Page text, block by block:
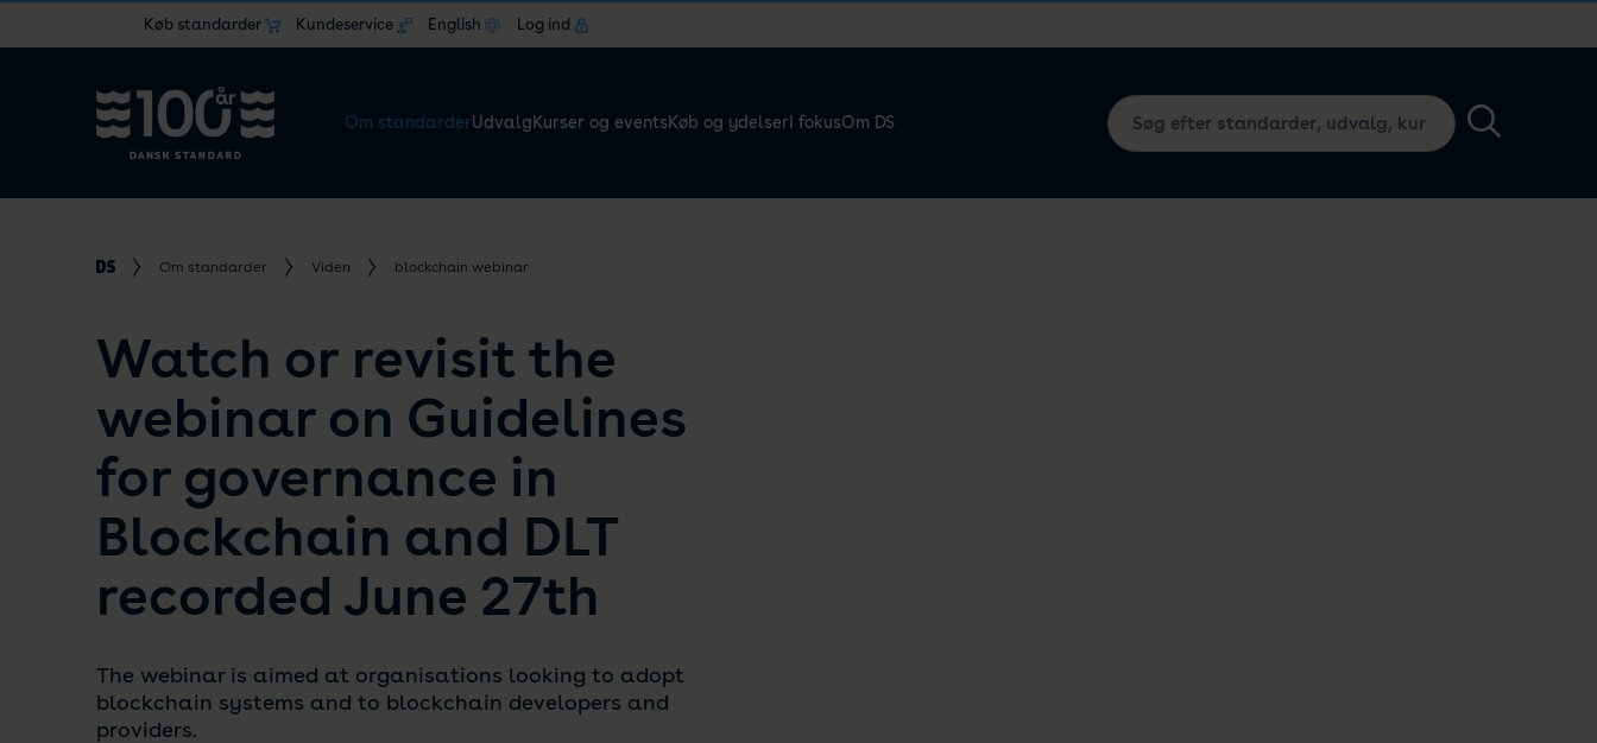
Køb standarder Kundeservice English Log ind
Om standarderUdvalgKurser og eventsKøb og ydelser I fokusOm DS
Om standarder Viden blockchain webinar
Watch or revisit the
webinar on Guidelines
for governance in
Blockchain and DLT
recorded June 27th
The webinar is aimed at organisations looking to adopt
blockchain systems and to blockchain developers and
providers.